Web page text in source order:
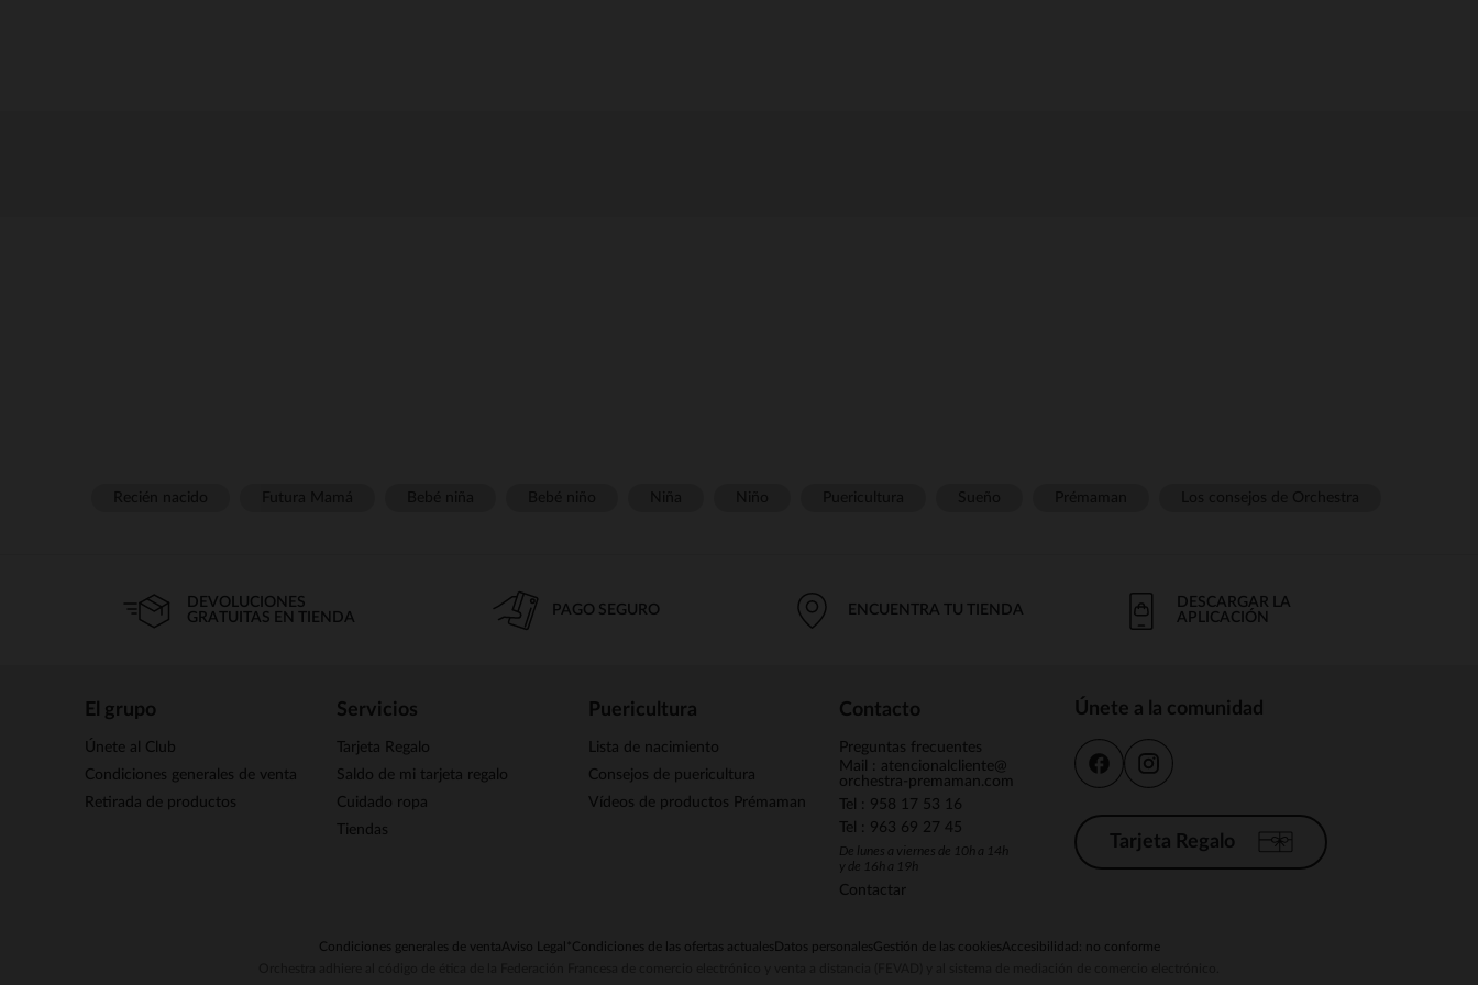
DEVOLUCIONES
GRATUITAS EN TIENDA
PAGO SEGURO ENCUENTRA TU TIENDA
DESCARGAR LA
APLICACIÓN
El grupo
Únete al Club
Condiciones generales de venta
Retirada de productos
Servicios
Tarjeta Regalo
Saldo de mi tarjeta regalo
Cuidado ropa
Tiendas
Puericultura
Lista de nacimiento
Consejos de puericultura
Vídeos de productos Prémaman
Contacto
Preguntas frecuentes
Mail : atencionalcliente@
orchestra-premaman.com
Tel : 958 17 53 16
Tel : 963 69 27 45
De lunes a viernes de 10h a 14h
y de 16h a 19h
Contactar
Únete a la comunidad
Tarjeta Regalo
Condiciones generales de ventaAviso Legal *Condiciones de las ofertas actuales Datos personalesGestión de las cookiesAccesibilidad: no conforme